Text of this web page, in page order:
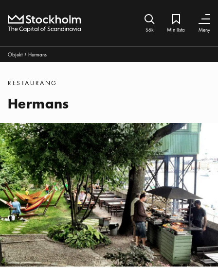
Hem
Sök ikon
Sök
Min lista
Bokmärke
Min lista Meny
Stäng
Brödsmulor:
ObjektPul ikon
Hermans
Kategorier:
RESTAURANG
Hermans